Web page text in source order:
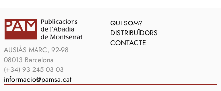
AUSIÀS MARC, 92-98
08013 Barcelona
(+34) 93 245 03 03
informacio@pamsa.cat
QUI SOM?
DISTRIBUÏDORS
CONTACTE